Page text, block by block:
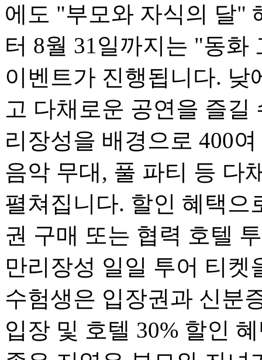
에도 "부모와 자식의 달"
터 8월 31일까지는 "동
이벤트가 진행됩니다.
고 다채로운 공연을 즐
리장성을 배경으로 400
음악 무대, 풀 파티 등 다
펼쳐집니다. 할인 혜택으
권 구매 또는 협력 호텔
만리장성 일일 투어 티켓
수험생은 입장권과 신분
입장 및 호텔 30% 할인